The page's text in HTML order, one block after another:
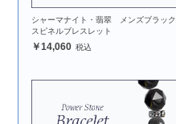
シャーマナイト・翡翠 メンズブラック
スピネルブレスレット
14,060